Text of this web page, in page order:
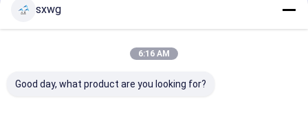
sxwg
6:16 AM
Good day, what product are you looking for?